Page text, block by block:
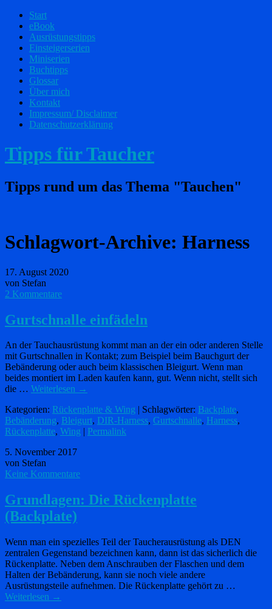
Start
eBook
Ausrüstungstipps
Einsteigerserien
Miniserien
Buchtipps
Glossar
Über mich
Kontakt
Impressum/ Disclaimer
Datenschutzerklärung
Tipps für Taucher
Tipps rund um das Thema "Tauchen"
Schlagwort-Archive: Harness
17. August 2020
von Stefan
2 Kommentare
Gurtschnalle einfädeln
An der Tauchausrüstung kommt man an der ein oder anderen Stelle
mit Gurtschnallen in Kontakt; zum Beispiel beim Bauchgurt der
Bebänderung oder auch beim klassischen Bleigurt. Wenn man
beides montiert im Laden kaufen kann, gut. Wenn nicht, stellt sich
die … Weiterlesen →
Kategorien: Rückenplatte & Wing | Schlagwörter: Backplate,
Bebänderung, Bleigurt, DIR-Harness, Gurtschnalle, Harness,
Rückenplatte, Wing
Permalink
5. November 2017
von Stefan
Keine Kommentare
Grundlagen: Die Rückenplatte
(Backplate)
Wenn man ein spezielles Teil der Taucherausrüstung als DEN
zentralen Gegenstand bezeichnen kann, dann ist das sicherlich die
Rückenplatte. Neben dem Anschrauben der Flaschen und dem
Halten der Bebänderung, kann sie noch viele andere
Ausrüstungsteile aufnehmen. Die Rückenplatte gehört zu …
Weiterlesen →